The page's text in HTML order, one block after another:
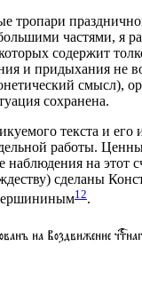
тропари
частями, я
содержит
и придыхания не
смысл),
сохранена.
текста и его
работы.
наблюдения на этот
сделаны
12.
иа Воздвижение